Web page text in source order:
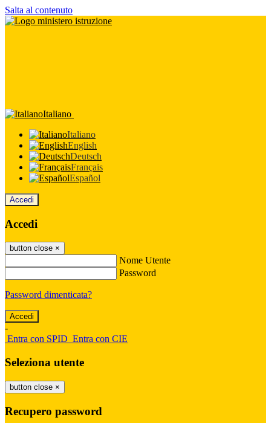
Salta al contenuto
Italiano
Italiano
English
Deutsch
Français
Español
Accedi
Accedi
button close ×
Nome Utente
Password
Password dimenticata?
-
Entra con SPID Entra con CIE
Seleziona utente
button close ×
Recupero password